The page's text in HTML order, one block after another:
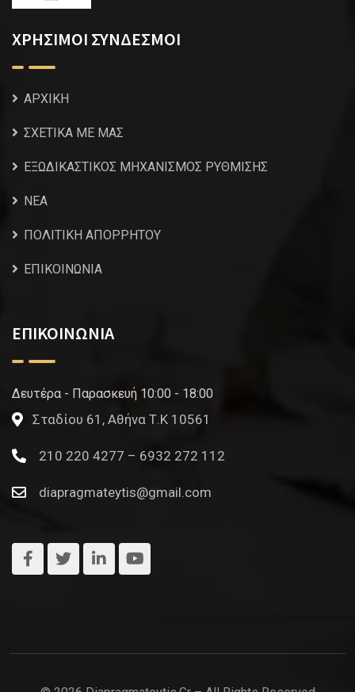
ΧΡΗΣΙΜΟΙ ΣΥΝΔΕΣΜΟΙ
ΑΡΧΙΚΗ
ΣΧΕΤΙΚΑ ΜΕ ΜΑΣ
ΕΞΩΔΙΚΑΣΤΙΚΟΣ ΜΗΧΑΝΙΣΜΟΣ ΡΥΘΜΙΣΗΣ
NEA
ΠΟΛΙΤΙΚΗ ΑΠΟΡΡΗΤΟΥ
ΕΠΙΚΟΙΝΩΝΙΑ
ΕΠΙΚΟΙΝΩΝΙΑ
Δευτέρα - Παρασκευή 10:00 - 18:00
Σταδίου 61, Αθήνα Τ.Κ 10561
210 220 4277 – 6932 272 112
diapragmateytis@gmail.com